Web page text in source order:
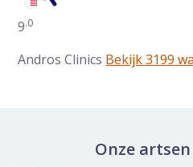
Gemiddelde waarderingen
9.0
Andros Clinics Bekijk 3199
Onze